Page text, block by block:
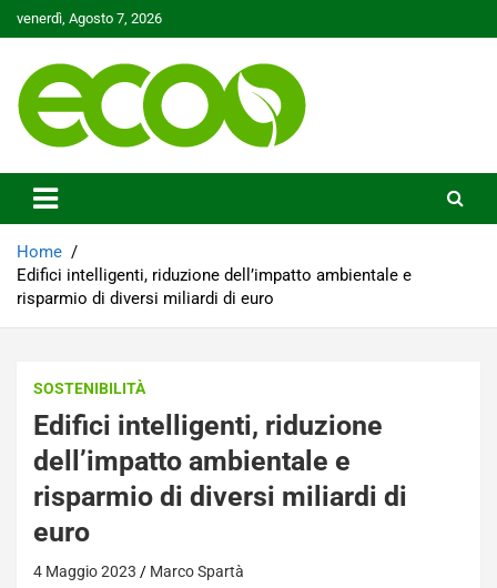
to
venerdì, Agosto 7, 2026
Ecoo.it
Home
Edifici intelligenti, riduzione dell’impatto ambientale e
risparmio di diversi miliardi di euro
SOSTENIBILITÀ
Edifici intelligenti, riduzione
dell’impatto ambientale e
risparmio di diversi miliardi di
euro
4 Maggio 2023 Marco Spartà